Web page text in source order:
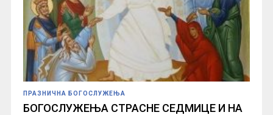
ПРАЗНИЧНА БОГОСЛУЖЕЊА
БОГОСЛУЖЕЊА СТРАСНЕ СЕДМИЦЕ И НА